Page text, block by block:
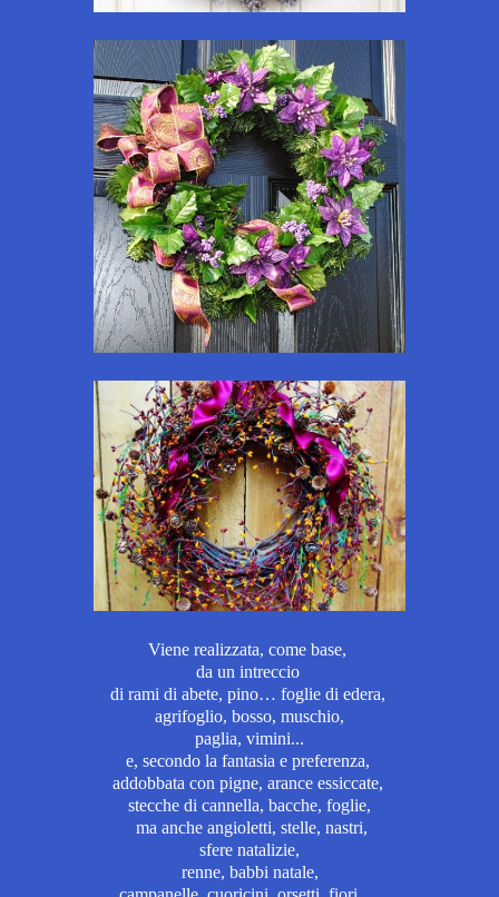
Viene realizzata, come base,
da un intreccio
di rami di abete, pino… foglie di edera,
agrifoglio, bosso, muschio,
paglia, vimini...
e, secondo la fantasia e preferenza,
addobbata con pigne, arance essiccate,
stecche di cannella, bacche, foglie,
ma anche angioletti, stelle, nastri,
sfere natalizie,
renne, babbi natale,